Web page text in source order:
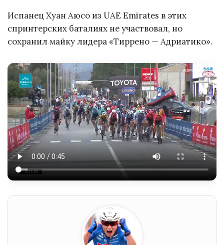
Испанец Хуан Аюсо из UAE Emirates в этих
спринтерских баталиях не участвовал, но
сохранил майку лидера «Тиррено — Адриатико».